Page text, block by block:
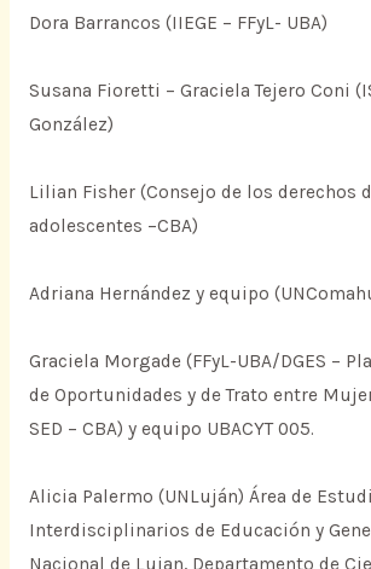
Dora Barrancos (IIEGE – FFyL- UBA)
Susana Fioretti – Graciela Tejero Coni
González)
Lilian Fisher (Consejo de los derechos
adolescentes –CBA)
Adriana Hernández y equipo
Graciela Morgade (FFyL-UBA/DGES –
de Oportunidades y de Trato entre
SED – CBA) y equipo UBACYT 005.
Alicia Palermo (UNLuján) Área de
Interdisciplinarios de Educación y
Nacional de Lujan, Departamento de